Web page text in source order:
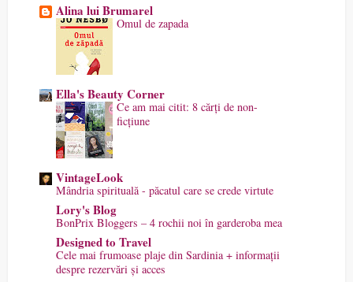
Alina lui Brumarel
Omul de zapada
Ella's Beauty Corner
Ce am mai citit: 8 cărți de non-
ficțiune
VintageLook
Mândria spirituală - păcatul care se crede virtute
Lory's Blog
BonPrix Bloggers – 4 rochii noi în garderoba mea
Designed to Travel
Cele mai frumoase plaje din Sardinia + informații
despre rezervări și acces